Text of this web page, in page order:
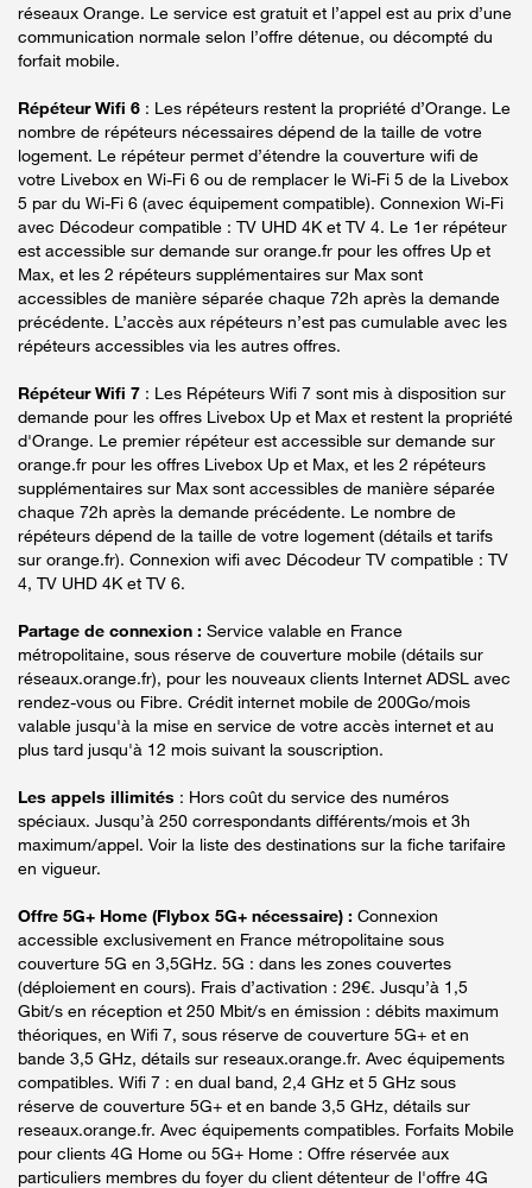
réseaux Orange. Le service est gratuit et l’appel est au prix d’une
communication normale selon l’offre détenue, ou décompté du
forfait mobile.
Répéteur Wifi 6 : Les répéteurs restent la propriété d’Orange. Le
nombre de répéteurs nécessaires dépend de la taille de votre
logement. Le répéteur permet d’étendre la couverture wifi de
votre Livebox en Wi-Fi 6 ou de remplacer le Wi-Fi 5 de la Livebox
5 par du Wi-Fi 6 (avec équipement compatible). Connexion Wi-Fi
avec Décodeur compatible : TV UHD 4K et TV 4. Le 1er répéteur
est accessible sur demande sur orange.fr pour les offres Up et
Max, et les 2 répéteurs supplémentaires sur Max sont
accessibles de manière séparée chaque 72h après la demande
précédente. L’accès aux répéteurs n’est pas cumulable avec les
répéteurs accessibles via les autres offres.
Répéteur Wifi 7 : Les Répéteurs Wifi 7 sont mis à disposition sur
demande pour les offres Livebox Up et Max et restent la propriété
d'Orange. Le premier répéteur est accessible sur demande sur
orange.fr pour les offres Livebox Up et Max, et les 2 répéteurs
supplémentaires sur Max sont accessibles de manière séparée
chaque 72h après la demande précédente. Le nombre de
répéteurs dépend de la taille de votre logement (détails et tarifs
sur orange.fr). Connexion wifi avec Décodeur TV compatible : TV
4, TV UHD 4K et TV 6.
Partage de connexion : Service valable en France
métropolitaine, sous réserve de couverture mobile (détails sur
réseaux.orange.fr), pour les nouveaux clients Internet ADSL avec
rendez-vous ou Fibre. Crédit internet mobile de 200Go/mois
valable jusqu'à la mise en service de votre accès internet et au
plus tard jusqu'à 12 mois suivant la souscription.
Les appels illimités : Hors coût du service des numéros
spéciaux. Jusqu’à 250 correspondants différents/mois et 3h
maximum/appel. Voir la liste des destinations sur la fiche tarifaire
en vigueur.
Offre 5G+ Home (Flybox 5G+ nécessaire) : Connexion
accessible exclusivement en France métropolitaine sous
couverture 5G en 3,5GHz. 5G : dans les zones couvertes
(déploiement en cours). Frais d’activation : 29€. Jusqu’à 1,5
Gbit/s en réception et 250 Mbit/s en émission : débits maximum
théoriques, en Wifi 7, sous réserve de couverture 5G+ et en
bande 3,5 GHz, détails sur reseaux.orange.fr. Avec équipements
compatibles. Wifi 7 : en dual band, 2,4 GHz et 5 GHz sous
réserve de couverture 5G+ et en bande 3,5 GHz, détails sur
reseaux.orange.fr. Avec équipements compatibles. Forfaits Mobile
pour clients 4G Home ou 5G+ Home : Offre réservée aux
particuliers membres du foyer du client détenteur de l'offre 4G